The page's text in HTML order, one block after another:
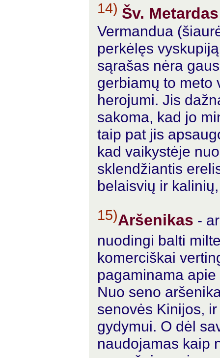
14) Šv. Metardas
Vermandua
perkėlęs
sąrašas nėra
gerbiamų to meto
herojumi. Jis
sakoma, kad jo
taip pat jis
kad vaikystėje
sklendžiantis
belaisvių ir
15)Aršenikas -
nuodingi balti
komerciškai
pagaminama
Nuo seno
senovės Kinijos,
gydymui. O dėl
naudojamas kaip